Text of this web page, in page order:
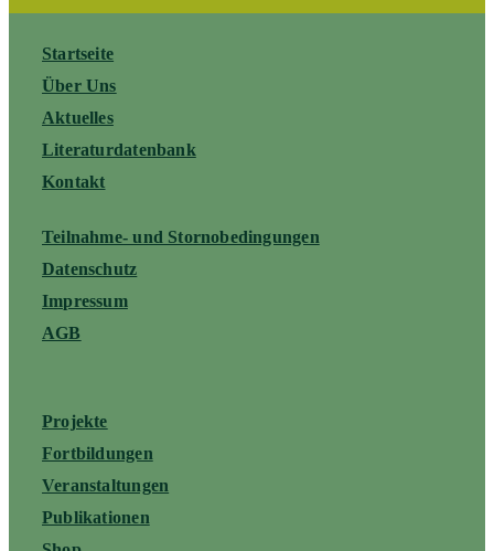
Startseite
Über Uns
Aktuelles
Literaturdatenbank
Kontakt
Teilnahme- und Stornobedingungen
Datenschutz
Impressum
AGB
Projekte
Fortbildungen
Veranstaltungen
Publikationen